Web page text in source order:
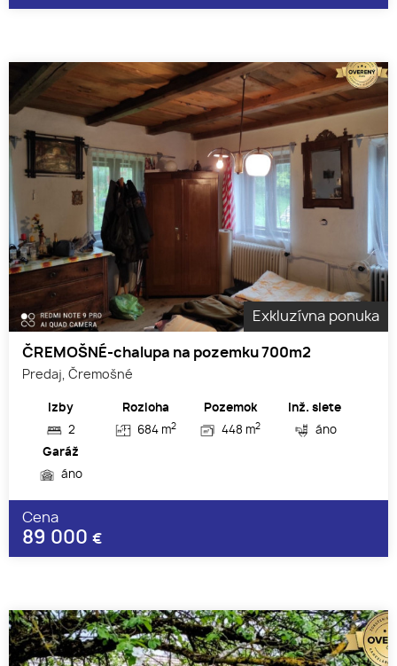
Exkluzívna ponuka
ČREMOŠNÉ-chalupa na pozemku 700m2
Predaj, Čremošné
Izby
2
Rozloha
684 m2
Pozemok
448 m2
Inž. siete
áno
Garáž
áno
Cena
89 000 €